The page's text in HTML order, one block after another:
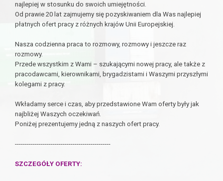
najlepiej w stosunku do swoich umiejętności.
Od prawie 20 lat zajmujemy się pozyskiwaniem dla Was najlepiej
płatnych ofert pracy z różnych krajów Unii Europejskiej.
Nasza codzienna praca to rozmowy, rozmowy i jeszcze raz
rozmowy.
Przede wszystkim z Wami – szukającymi nowej pracy, ale także z
pracodawcami, kierownikami, brygadzistami i Waszymi przyszłymi
kolegami z pracy.
Wkładamy serce i czas, aby przedstawione Wam oferty były jak
najbliżej Waszych oczekiwań.
Poniżej prezentujemy jedną z naszych ofert pracy.
------------------------------------------------
SZCZEGÓŁY OFERTY: